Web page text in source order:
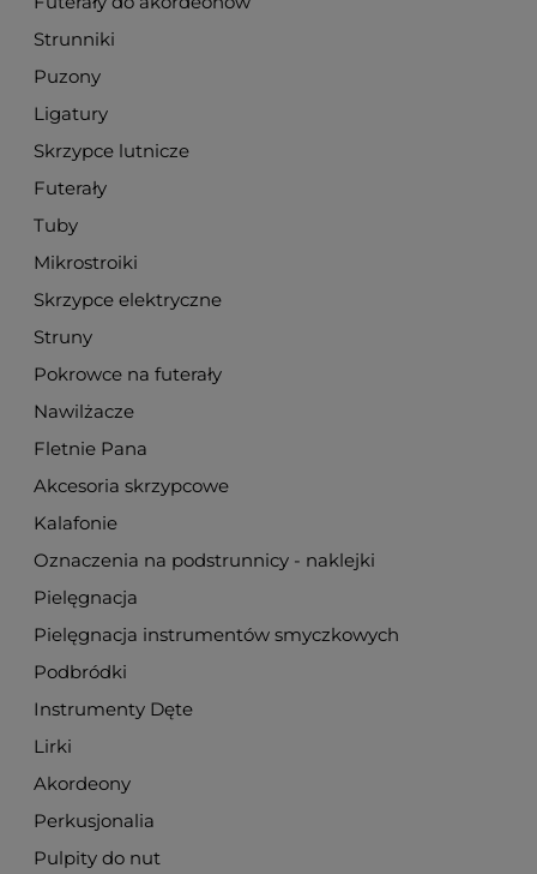
Strunniki
Puzony
Ligatury
Skrzypce lutnicze
Futerały
Tuby
Mikrostroiki
Skrzypce elektryczne
Struny
Pokrowce na futerały
Nawilżacze
Fletnie Pana
Akcesoria skrzypcowe
Kalafonie
Oznaczenia na podstrunnicy - naklejki
Pielęgnacja
Pielęgnacja instrumentów smyczkowych
Podbródki
Instrumenty Dęte
Lirki
Akordeony
Perkusjonalia
Pulpity do nut